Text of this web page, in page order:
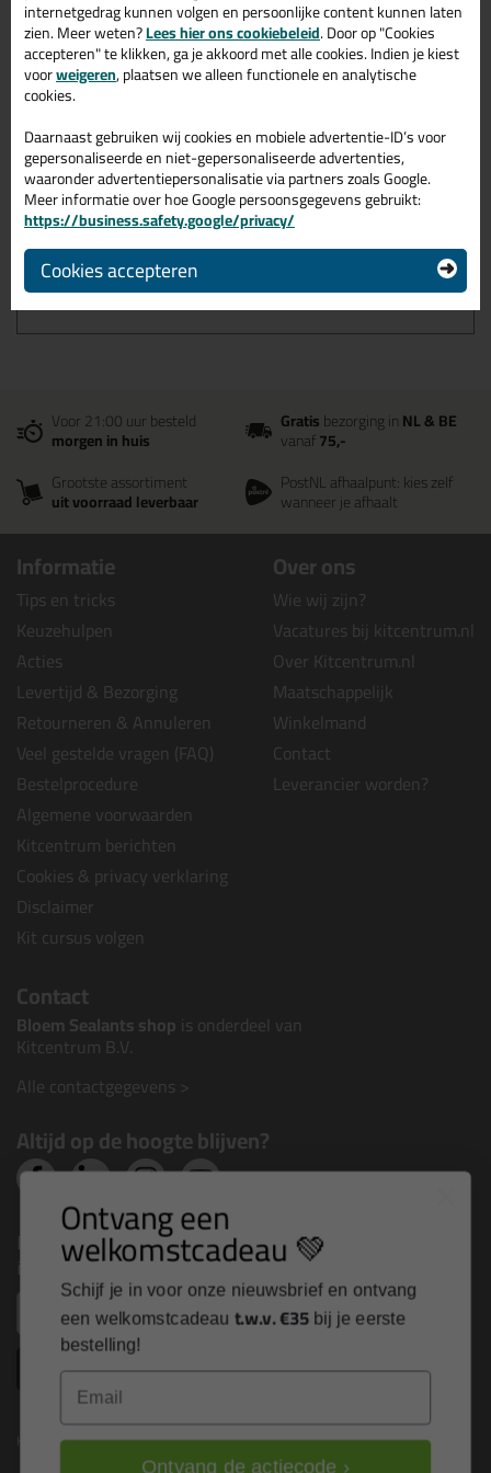
Met5 sterrenbeoordeeld
Uitstekend voorglasvoegen
Te groot voor kleine voegen
Omschrijving Reviews (1)
Palu afmesrubber
Het ultieme stuk gereedschap om de voegen strak te maken! Zeer
geschikt voor glas situatie's zoals bij het structureel afkitten van
bijv. glasdaken en gevels. Maar ook bij de afwerking van stopverf
vervangers, zoals renoseal, bij stalen puien en deuren.
Voor 21:00 uur besteld
morgen in huis
Gratisbezorging inNL & BE
vanaf75,-
Grootste assortiment
uit voorraad leverbaar
PostNL afhaalpunt: kies zelf
wanneer je afhaalt
Informatie
Tips en tricks
Keuzehulpen
Acties
Levertijd & Bezorging
Retourneren & Annuleren
Veel gestelde vragen (FAQ)
Bestelprocedure
Algemene voorwaarden
Kitcentrum berichten
Cookies & privacy verklaring
Disclaimer
Kit cursus volgen
Over ons
Wie wij zijn?
Vacatures bij kitcentrum.nl
Over Kitcentrum.nl
Maatschappelijk
Winkelmand
Contact
Leverancier worden?
Contact
Bloem Sealants shop is onderdeel van
Kitcentrum B.V.
Alle contactgegevens >
Altijd op de hoogte blijven?
Nieuws, tips en exclusieve deals rechtstreeks in je
inbox
Inschrijven
Kitcentrum is trots op:
internetgedrag kunnen volgen en persoonlijke content kunnen laten
zien. Meer weten?Lees hier ons cookiebeleid. Door op "Cookies
accepteren" te klikken, ga je akkoord met alle cookies. Indien je kiest
voorweigeren, plaatsen we alleen functionele en analytische
cookies.
Daarnaast gebruiken wij cookies en mobiele advertentie-ID’s voor
gepersonaliseerde en niet-gepersonaliseerde advertenties,
waaronder advertentiepersonalisatie via partners zoals Google.
Meer informatie over hoe Google persoonsgegevens gebruikt:
https://business.safety.google/privacy/
Cookies accepteren
Ontvang een
welkomstcadeau 💚
Schijf je in voor onze nieuwsbrief en ontvang
een welkomstcadeau t.w.v. €35 bij je eerste
bestelling!
Ontvang de actiecode ›